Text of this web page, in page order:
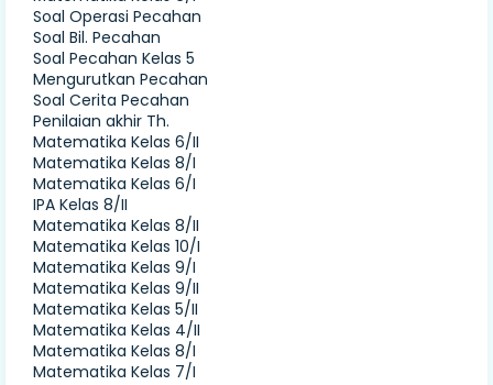
Soal Operasi Pecahan
Soal Bil. Pecahan
Soal Pecahan Kelas 5
Mengurutkan Pecahan
Soal Cerita Pecahan
Penilaian akhir Th.
Matematika Kelas 6/II
Matematika Kelas 8/I
Matematika Kelas 6/I
IPA Kelas 8/II
Matematika Kelas 8/II
Matematika Kelas 10/I
Matematika Kelas 9/I
Matematika Kelas 9/II
Matematika Kelas 5/II
Matematika Kelas 4/II
Matematika Kelas 8/I
Matematika Kelas 7/I